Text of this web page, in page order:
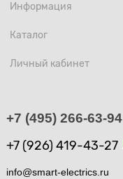
Информация
Каталог
Личный кабинет
+7 (495) 266-63-94
+7 (926) 419-43-27
info@smart-electrics.ru